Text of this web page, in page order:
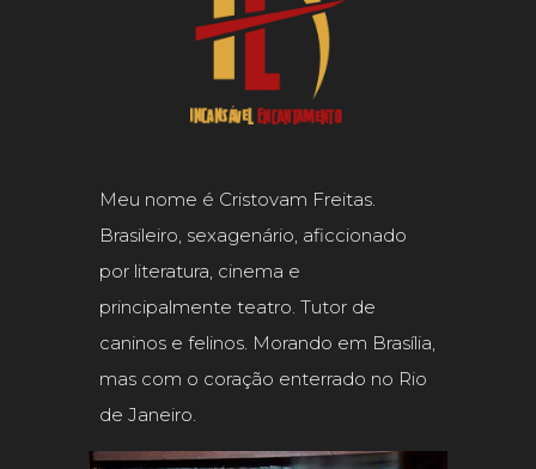
Meu nome é Cristovam Freitas.
Brasileiro, sexagenário, aficcionado
por literatura, cinema e
principalmente teatro. Tutor de
caninos e felinos. Morando em Brasília,
mas com o coração enterrado no Rio
de Janeiro.